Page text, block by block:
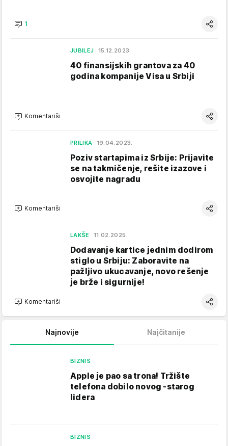
1
JUBILEJ 15.12.2023.
40 finansijskih grantova za 40
godina kompanije Visa u Srbiji
Komentariši
PRILIKA 19.04.2023.
Poziv startapima iz Srbije: Prijavite
se na takmičenje, rešite izazove i
osvojite nagradu
Komentariši
LAKŠE 11.02.2025.
Dodavanje kartice jednim dodirom
stiglo u Srbiju: Zaboravite na
pažljivo ukucavanje, novo rešenje
je brže i sigurnije!
Komentariši
Najnovije Najčitanije
BIZNIS
Apple je pao sa trona! Tržište
telefona dobilo novog -starog
lidera
BIZNIS